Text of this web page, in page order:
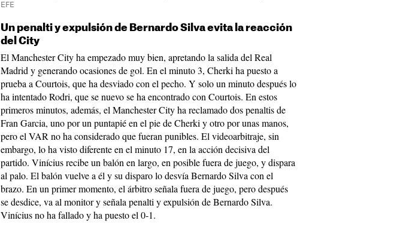
EFE
Un penalti y expulsión de Bernardo Silva evita la reacción
del City
El Manchester City ha empezado muy bien, apretando la salida del Real
Madrid y generando ocasiones de gol. En el minuto 3, Cherki ha puesto a
prueba a Courtois, que ha desviado con el pecho. Y solo un minuto después lo
ha intentado Rodri, que se nuevo se ha encontrado con Courtois. En estos
primeros minutos, además, el Manchester City ha reclamado dos penaltis de
Fran Garcia, uno por un puntapié en el pie de Cherki y otro por unas manos,
pero el VAR no ha considerado que fueran punibles. El videoarbitraje, sin
embargo, lo ha visto diferente en el minuto 17, en la acción decisiva del
partido. Vinícius recibe un balón en largo, en posible fuera de juego, y dispara
al palo. El balón vuelve a él y su disparo lo desvía Bernardo Silva con el
brazo. En un primer momento, el árbitro señala fuera de juego, pero después
se desdice, va al monitor y señala penalti y expulsión de Bernardo Silva.
Vinícius no ha fallado y ha puesto el 0-1.